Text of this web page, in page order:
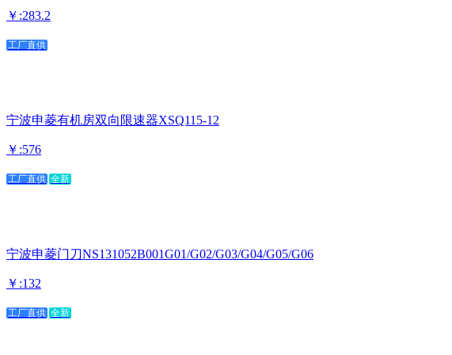
￥:283.2
工厂直供
宁波申菱有机房双向限速器XSQ115-12
￥:576
工厂直供 全新
宁波申菱门刀NS131052B001G01/G02/G03/G04/G05/G06
￥:132
工厂直供 全新